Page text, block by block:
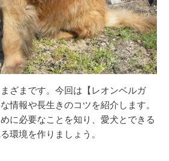
ざまです。今回は【レオンベルガ
情報や長生きのコツを紹介します。
に必要なことを知り、愛犬とできる
環境を作りましょう。